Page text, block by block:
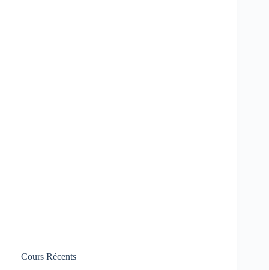
Cours Récents